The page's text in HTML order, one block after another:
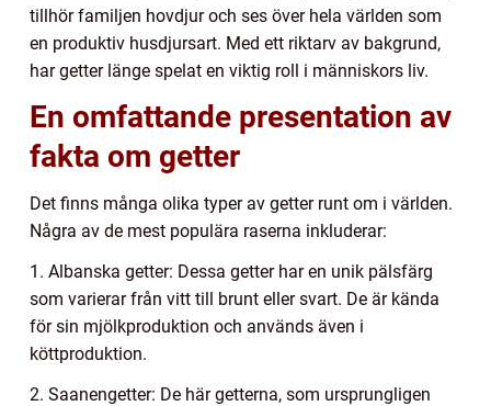
tillhör familjen hovdjur och ses över hela världen som
en produktiv husdjursart. Med ett riktarv av bakgrund,
har getter länge spelat en viktig roll i människors liv.
En omfattande presentation av
fakta om getter
Det finns många olika typer av getter runt om i världen.
Några av de mest populära raserna inkluderar:
1. Albanska getter: Dessa getter har en unik pälsfärg
som varierar från vitt till brunt eller svart. De är kända
för sin mjölkproduktion och används även i
köttproduktion.
2. Saanengetter: De här getterna, som ursprungligen